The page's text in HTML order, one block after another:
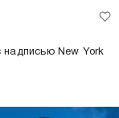
надписью New York